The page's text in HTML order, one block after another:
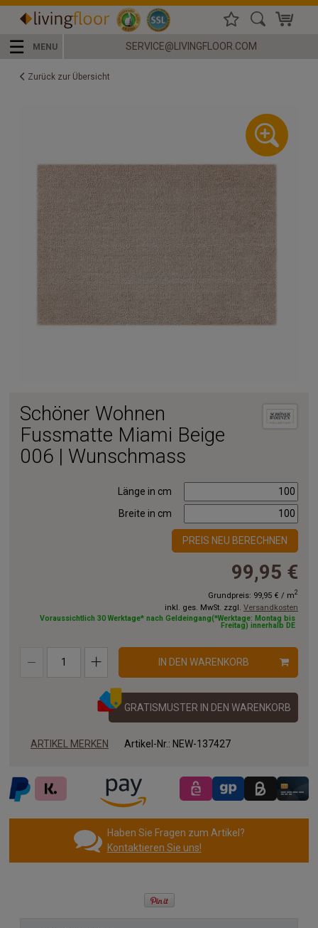
☰ MENU SERVICE@LIVINGFLOOR.COM
Zurück zur Übersicht
Schöner Wohnen
Fussmatte Miami Beige
006 | Wunschmass
Länge in cm
Breite in cm
PREIS NEU BERECHNEN
99,95 €
Grundpreis: 99,95 € / m2
inkl. ges. MwSt. zzgl. Versandkosten
Voraussichtlich 30 Werktage* nach Geldeingang(*Werktage: Montag bis
Freitag) innerhalb DE
IN DEN WARENKORB
GRATISMUSTER IN DEN WARENKORB
ARTIKEL MERKEN Artikel-Nr.: NEW-137427
Haben Sie Fragen zum Artikel?
Kontaktieren Sie uns!